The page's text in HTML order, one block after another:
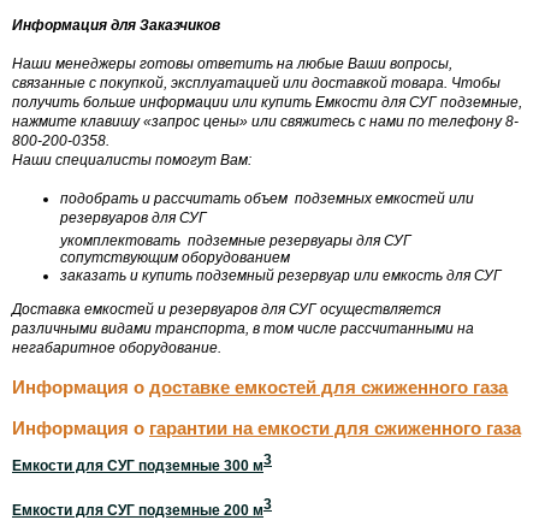
Информация для Заказчиков
Наши менеджеры готовы ответить на любые Ваши вопросы,
связанные с покупкой, эксплуатацией или доставкой товара. Чтобы
получить больше информации или купить Емкости для СУГ подземные,
нажмите клавишу «запрос цены» или свяжитесь с нами по телефону 8-
800-200-0358.
Наши специалисты помогут Вам:
подобрать и рассчитать объем подземных емкостей или
резервуаров для СУГ
укомплектовать подземные резервуары для СУГ
сопутствующим оборудованием
заказать и купить подземный резервуар или емкость для СУГ
Доставка емкостей и резервуаров для СУГ осуществляется
различными видами транспорта, в том числе рассчитанными на
негабаритное оборудование.
Информация о доставке емкостей для сжиженного газа
Информация о гарантии на емкости для сжиженного газа
Емкости для СУГ подземные 300 м3
Емкости для СУГ подземные 200 м3